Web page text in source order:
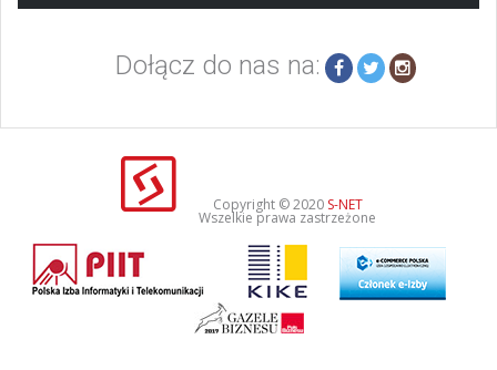
Dołącz do nas na:
Copyright © 2020 S-NET
Wszelkie prawa zastrzeżone